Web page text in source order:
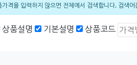
격을 입력하지 않으면 전체에서 검색합니다. 검색
상품설명 기본설명 상품코드 상품
최소